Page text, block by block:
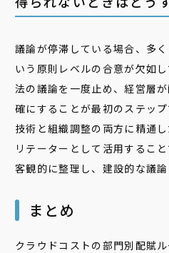
議論が停滞している場合、多
いう原則レベルの合意が欠如
法の議論を一度止め、経営層
確にすることが最初のステッ
技術と組織調整の両方に精通
リテーターとして活用するこ
客観的に整理し、建設的な議論
まとめ
クラウドコストの部門別配賦